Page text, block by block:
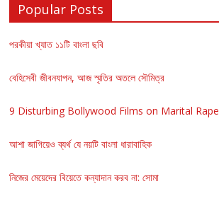
Popular Posts
পরকীয়া খ্যাত ১১টি বাংলা ছবি
বেহিসেবী জীবনযাপন, আজ স্মৃতির অতলে সৌমিত্র
9 Disturbing Bollywood Films on Marital Rape
আশা জাগিয়েও ব্যর্থ যে নয়টি বাংলা ধারাবাহিক
নিজের মেয়েদের বিয়েতে কন্যাদান করব না: সোমা